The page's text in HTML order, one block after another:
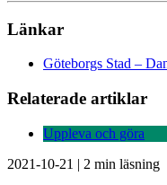
Länkar
Göteborgs Stad –
Relaterade artiklar
Uppleva och göra
2021-10-21 | 2 min läsning